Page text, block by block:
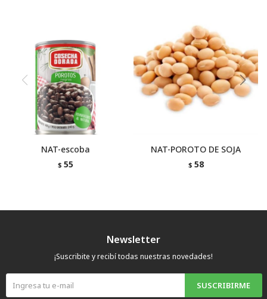
NAT-escoba
$ 55
NAT-POROTO DE SOJA
$ 58
Newsletter
¡Suscribite y recibí todas nuestras novedades!
SUSCRIBIRME